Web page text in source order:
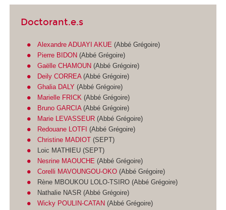
Doctorant.e.s
Alexandre ADUAYI AKUE (Abbé Grégoire)
Pierre BIDON (Abbé Grégoire)
Gaëlle CHAMOUN (Abbé Grégoire)
Deily CORREA (Abbé Grégoire)
Ghalia DALY(Abbé Grégoire)
Marielle FRICK (Abbé Grégoire)
Bruno GARCIA(Abbé Grégoire)
Marie LEVASSEUR(Abbé Grégoire)
Redouane LOTFI (Abbé Grégoire)
Christine MADIOT(SEPT)
Loic MATHIEU (SEPT)
Nesrine MAOUCHE (Abbé Grégoire)
Corelli MAVOUNGOU-OKO(Abbé Grégoire)
Rène MBOUKOU LOLO-TSIRO (Abbé Grégoire)
Nathalie NASR (Abbé Grégoire)
Wicky POULIN-CATAN (Abbé Grégoire)